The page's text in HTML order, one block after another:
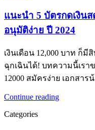
แนะนำ 5 บัตรกดเงินส
อนุมัติง่าย ปี 2024
เงินเดือน 12,000 บาท ก็
ฉุกเฉินได้! บทความนี้เรา
12000 สมัครง่าย เอกสาร
Continue reading
Categories